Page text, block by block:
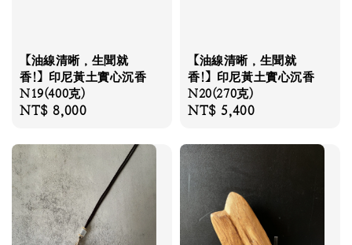
【油線清晰，生聞就
香!】印尼黃土實心沉香
N19(400克)
Regular
NT$ 8,000
【油線清晰，生聞就
香!】印尼黃土實心沉香
N20(270克)
Regular
NT$ 5,400